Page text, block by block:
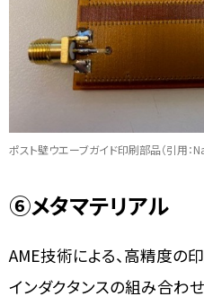
ポスト壁ウエーブガイド印刷部品（引用：
⑥メタマテリアル
AME技術による、高精度の
インダクタンスの組み合わ